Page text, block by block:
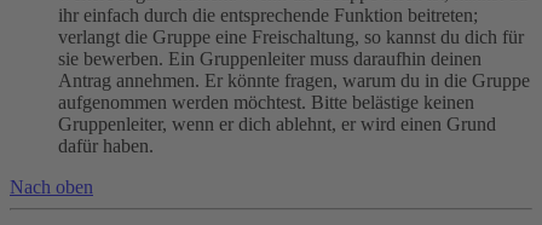
ihr einfach durch die entsprechende Funktion beitreten;
verlangt die Gruppe eine Freischaltung, so kannst du dich für
sie bewerben. Ein Gruppenleiter muss daraufhin deinen
Antrag annehmen. Er könnte fragen, warum du in die Gruppe
aufgenommen werden möchtest. Bitte belästige keinen
Gruppenleiter, wenn er dich ablehnt, er wird einen Grund
dafür haben.
Nach oben